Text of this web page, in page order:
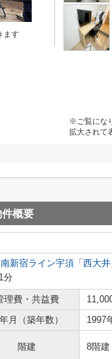
ます
※ご覧にな
拡大されて
件概要
新宿ライン宇須 「 西大井
分
理費・共益費
月（築年数） 1997
階建 8階建